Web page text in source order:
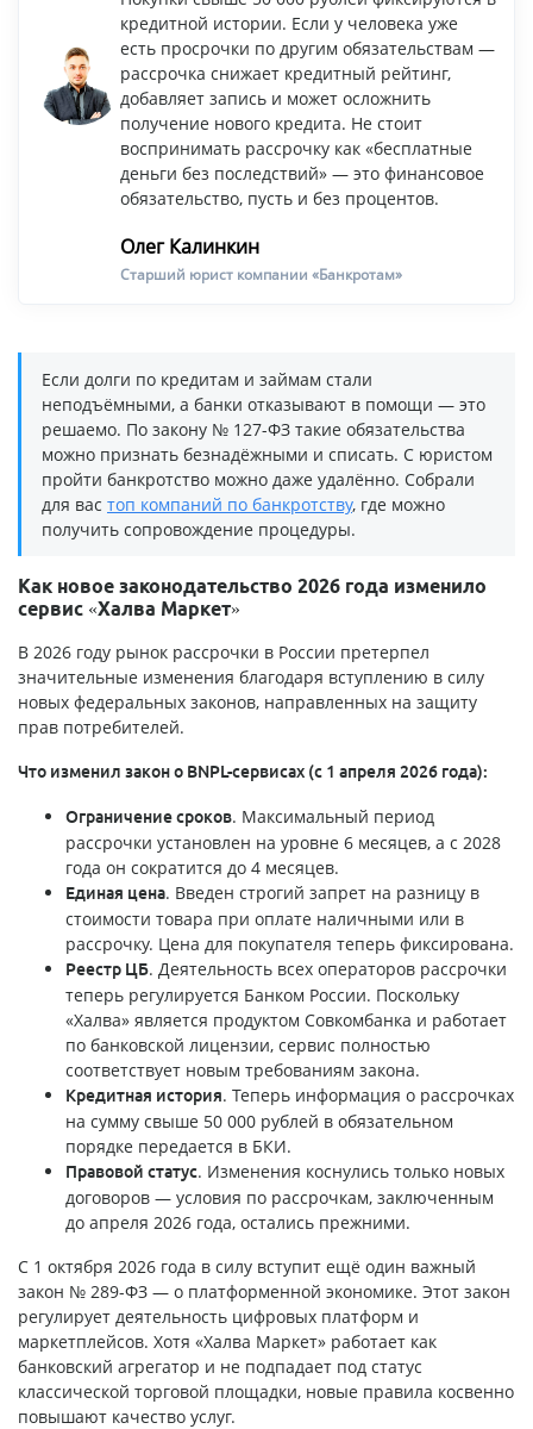
кредитной истории. Если у человека уже
есть просрочки по другим обязательствам —
рассрочка снижает кредитный рейтинг,
добавляет запись и может осложнить
получение нового кредита. Не стоит
воспринимать рассрочку как «бесплатные
деньги без последствий» — это финансовое
обязательство, пусть и без процентов.
Олег Калинкин
Старший юрист компании «Банкротам»
Если долги по кредитам и займам стали
неподъёмными, а банки отказывают в помощи — это
решаемо. По закону № 127-ФЗ такие обязательства
можно признать безнадёжными и списать. С юристом
пройти банкротство можно даже удалённо. Собрали
для вас топ компаний по банкротству, где можно
получить сопровождение процедуры.
Как новое законодательство 2026 года изменило
сервис «Халва Маркет»
В 2026 году рынок рассрочки в России претерпел
значительные изменения благодаря вступлению в силу
новых федеральных законов, направленных на защиту
прав потребителей.
Что изменил закон о BNPL-сервисах (с 1 апреля 2026 года):
Ограничение сроков. Максимальный период
рассрочки установлен на уровне 6 месяцев, а с 2028
года он сократится до 4 месяцев.
Единая цена. Введен строгий запрет на разницу в
стоимости товара при оплате наличными или в
рассрочку. Цена для покупателя теперь фиксирована.
Реестр ЦБ. Деятельность всех операторов рассрочки
теперь регулируется Банком России. Поскольку
«Халва» является продуктом Совкомбанка и работает
по банковской лицензии, сервис полностью
соответствует новым требованиям закона.
Кредитная история. Теперь информация о рассрочках
на сумму свыше 50 000 рублей в обязательном
порядке передается в БКИ.
Правовой статус. Изменения коснулись только новых
договоров — условия по рассрочкам, заключенным
до апреля 2026 года, остались прежними.
С 1 октября 2026 года в силу вступит ещё один важный
закон № 289-ФЗ — о платформенной экономике. Этот закон
регулирует деятельность цифровых платформ и
маркетплейсов. Хотя «Халва Маркет» работает как
банковский агрегатор и не подпадает под статус
классической торговой площадки, новые правила косвенно
повышают качество услуг.